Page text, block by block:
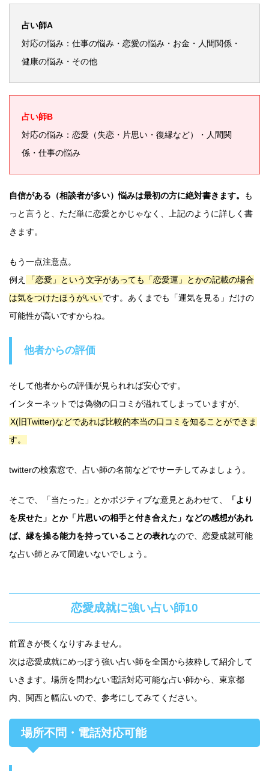
占い師A
対応の悩み：仕事の悩み・恋愛の悩み・お金・人間関係・
健康の悩み・その他
占い師B
対応の悩み：恋愛（失恋・片思い・復縁など）・人間関
係・仕事の悩み
自信がある（相談者が多い）悩みは最初の方に絶対書きます。
も
っと言うと、ただ単に恋愛とかじゃなく、上記のように詳しく書
きます。
もう一点注意点。
例え
「恋愛」という文字があっても「恋愛運」とかの記載の場合
は気をつけたほうがいいです。あくまでも「運気を見る」だけの
可能性が高いですからね。
他者からの評価
そして他者からの評価が見られれば安心です。
インターネットでは偽物の口コミが溢れてしまっていますが、
X(旧Twitter)などであれば比較的本当の口コミを知ることができま
す。
twitterの検索窓で、占い師の名前などでサーチしてみましょう。
そこで、「当たった」とかポジティブな意見とあわせて、
「より
を戻せた」とか「片思いの相手と付き合えた」などの感想があれ
ば、縁を操る能力を持っていることの表れなので、恋愛成就可能
な占い師とみて間違いないでしょう。
恋愛成就に強い占い師10
前置きが長くなりすみません。
次は恋愛成就にめっぽう強い占い師を全国から抜粋して紹介して
いきます。場所を問わない電話対応可能な占い師から、東京都
内、関西と幅広いので、参考にしてみてください。
場所不問・電話対応可能